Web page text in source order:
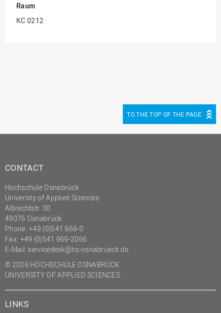
Personalentwicklung
Recht
Studierendensekretariat
Studium und Lehre
Transfer- und
Innovationsmanagement
Raum
KC 0212
TO THE TOP OF THE PAGE
CONTACT
Hochschule Osnabrück
University of Applied Sciences
Albrechtstr. 30
49076 Osnabrück
Phone: +49 (0)541 969-0
Fax: +49 (0)541 969-2066
E-Mail: servicedesk@hs-osnabrueck.de
© 2026 HOCHSCHULE OSNABRÜCK
UNIVERSITY OF APPLIED SCIENCES
LINKS